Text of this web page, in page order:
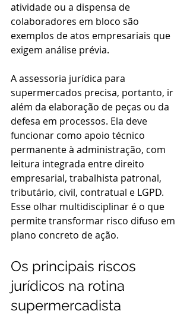
atividade ou a dispensa de
colaboradores em bloco são
exemplos de atos empresariais que
exigem análise prévia.
A assessoria jurídica para
supermercados precisa, portanto, ir
além da elaboração de peças ou da
defesa em processos. Ela deve
funcionar como apoio técnico
permanente à administração, com
leitura integrada entre direito
empresarial, trabalhista patronal,
tributário, civil, contratual e LGPD.
Esse olhar multidisciplinar é o que
permite transformar risco difuso em
plano concreto de ação.
Os principais riscos
jurídicos na rotina
supermercadista